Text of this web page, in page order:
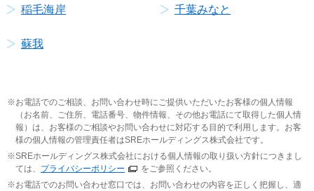
稲毛海岸 千葉みなと
蘇我
お電話でのご相談、お問い合わせ時にご提供いただいたお客様の個人情報
（お名前、ご住所、電話番号、物件情報、その他お電話にて取得した個人情
報）は、お客様のご相談やお問い合わせに対応する目的で利用します。お客
様の個人情報の管理責任者はSREホールディングス株式会社です。
SREホールディングス株式会社における個人情報の取り扱い方針につきまし
ては、 プライバシーポリシー
をご参照ください。
お電話でのお問い合わせ窓口では、お問い合わせの内容を正しく把握し、適